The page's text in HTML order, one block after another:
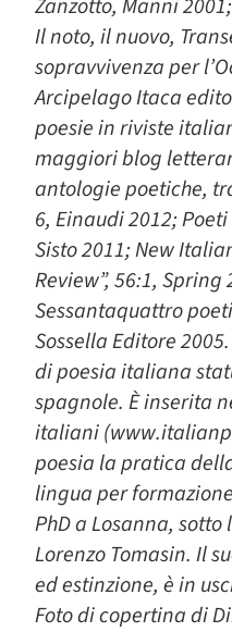
Zanzotto, Manni
Il noto, il nuovo,
sopravvivenza per
Arcipelago Itaca
poesie in riviste
maggiori blog
antologie poetiche,
6, Einaudi 2012;
Sisto 2011; New
Review”, 56:1,
Sessantaquattro
Sossella Editore
di poesia italiana
spagnole. È inserita
italiani
poesia la pratica
lingua per
PhD a Losanna,
Lorenzo Tomasin. Il
ed estinzione, è in
Foto di copertina di